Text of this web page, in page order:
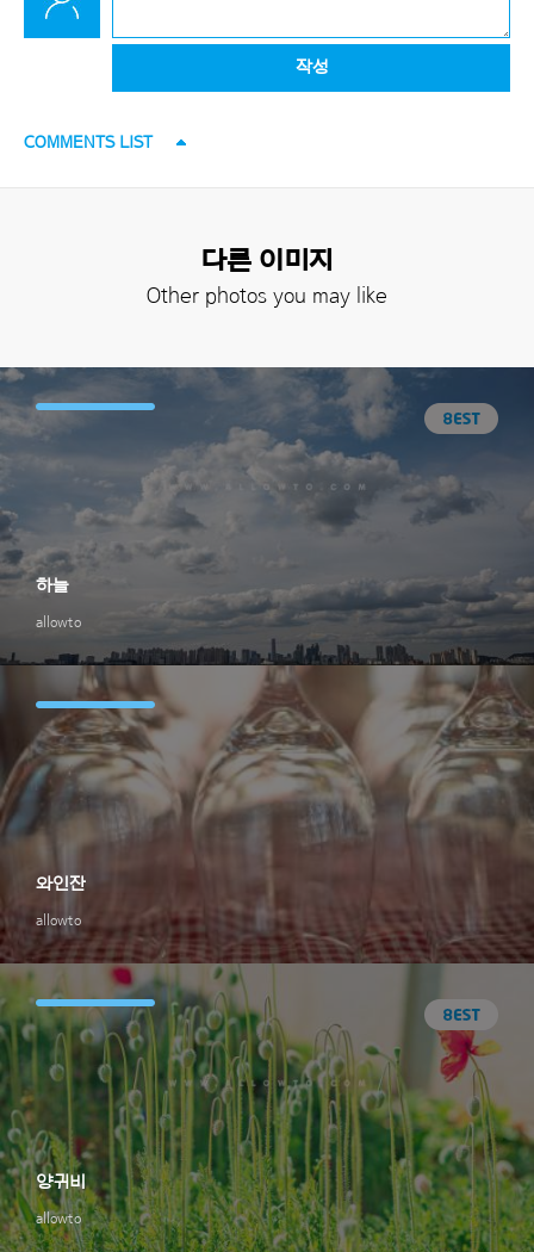
작성
COMMENTS LIST
다른 이미지
Other photos you may like
allowto
하늘
allowto
와인잔
allowto
양귀비